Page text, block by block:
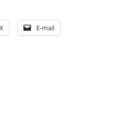
X E-mail